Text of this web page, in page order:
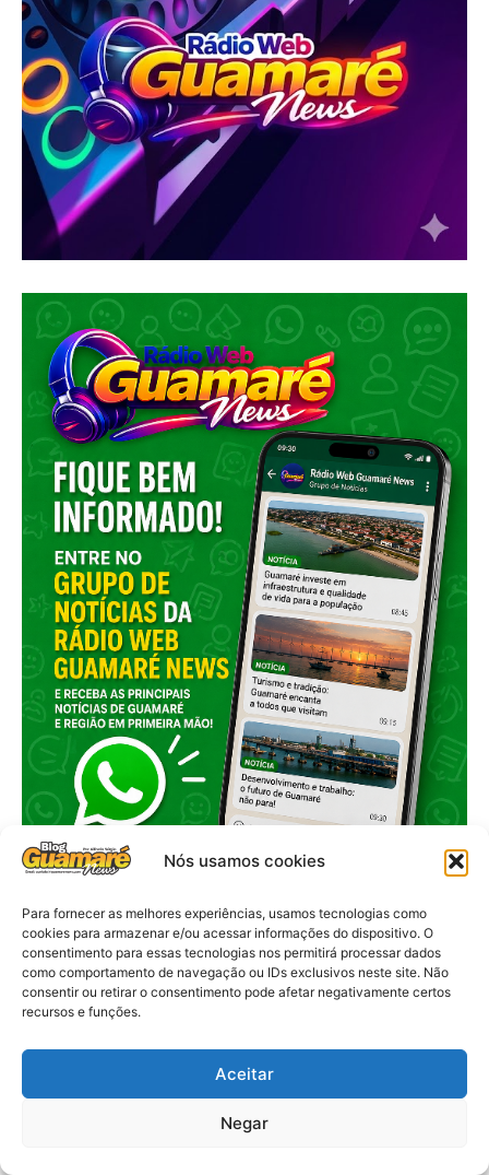
Nós usamos cookies
Para fornecer as melhores experiências, usamos tecnologias como
cookies para armazenar e/ou acessar informações do dispositivo. O
consentimento para essas tecnologias nos permitirá processar dados
como comportamento de navegação ou IDs exclusivos neste site. Não
consentir ou retirar o consentimento pode afetar negativamente certos
recursos e funções.
Aceitar
Negar